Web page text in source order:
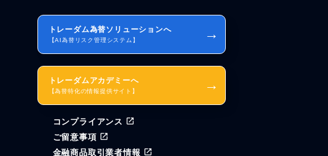
トレーダム為替ソリューションへ
【AI為替リスク管理システム】 →
トレーダムアカデミーへ
【為替特化の情報提供サイト】 →
コンプライアンス
ご留意事項
金融商品取引業者情報